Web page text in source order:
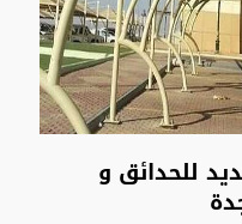
للحدائق و